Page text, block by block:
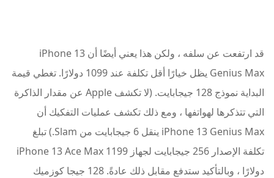
قد ارتفعت عن سلفه ، ولكن هذا يعني أيضًا أن iPhone 13
Genius Max يظل خيارًا أقل تكلفة عند 1099 دولارًا. تغطي قيمة
البداية نموذج 128 جيجابايت. (لا تكشف Apple عن مقدار الذاكرة
التي تتذكرها لهواتفها ، ومع ذلك تكشف عمليات التفكيك أن
iPhone 13 Genius Max ينقل 6 جيجابايت من Slam.) تبلغ
تكلفة الإصدار 256 جيجابايت لجهاز iPhone 13 Ace Max 1199
دولارًا ، وبالتأكيد ستدفع مقابل ذلك عادةً. 128 جيجا كوزميك